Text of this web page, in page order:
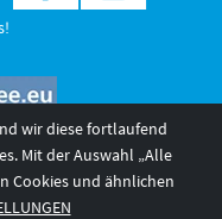
GmbH
wir diese fortlaufend
Mit der Auswahl „Alle
Cookies und ähnlichen